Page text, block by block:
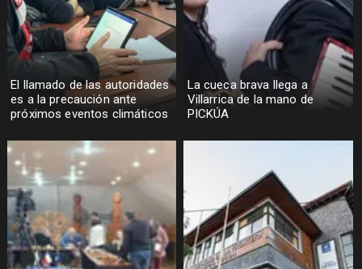
El llamado de las autoridades
es a la precaución ante
próximos eventos climáticos
La cueca brava llega a
Villarrica de la mano de
PICKÚA